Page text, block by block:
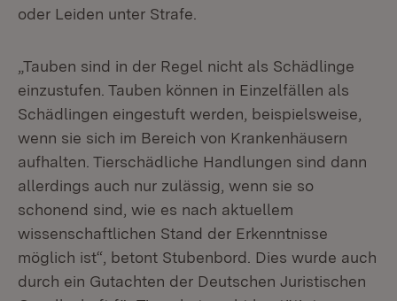
oder Leiden unter Strafe.
„Tauben sind in der Regel nicht als Schädlinge
einzustufen. Tauben können in Einzelfällen als
Schädlingen eingestuft werden, beispielsweise,
wenn sie sich im Bereich von Krankenhäusern
aufhalten. Tierschädliche Handlungen sind dann
allerdings auch nur zulässig, wenn sie so
schonend sind, wie es nach aktuellem
wissenschaftlichen Stand der Erkenntnisse
möglich ist“, betont Stubenbord. Dies wurde auch
durch ein Gutachten der Deutschen Juristischen